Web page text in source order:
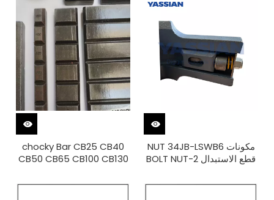
مكونات NUT 34JB-LSWB6
قطع الاستبدال BOLT NUT-2
chocky Bar CB25 CB40
CB50 CB65 CB100 CB130